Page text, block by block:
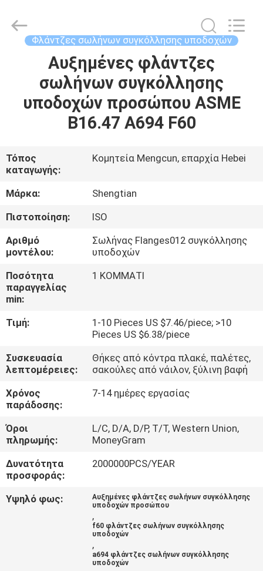
ΑΡΧΙΚΉ
ΣΕΛΊΔΑ
ΠΡΟΪΌΝΤΑ
ΒΊΝΤΕΟ
ΕΜΦΆΝΙΣΗ
VR
ΣΧΕΤΙΚΆ
ΜΕ
ΕΜΆΣ
ΓΎΡΟΣ
ΕΡΓΟΣΤΑΣΊΩΝ
ΠΟΙΟΤΙΚΌΣ
ΈΛΕΓΧΟΣ
ΕΠΑΦΉ
ΝΈΑ
ΠΕΡΙΠΤΏΣΕΙΣ
Ltd..
Φλάντζες σωλήνων συγκόλλησης υποδοχών
Αυξημένες φλάντζες
σωλήνων συγκόλλησης
υποδοχών προσώπου ASME
B16.47 A694 F60
Τόπος
καταγωγής:
Κομητεία Mengcun, επαρχία Hebei
Μάρκα:
Shengtian
Πιστοποίηση:
ISO
Αριθμό
μοντέλου:
Σωλήνας Flanges012 συγκόλλησης
υποδοχών
Ποσότητα
παραγγελίας
min:
1 ΚΟΜΜΑΤΙ
Τιμή:
1-10 Pieces US $7.46/piece; >10
Pieces US $6.38/piece
Συσκευασία
λεπτομέρειες:
Θήκες από κόντρα πλακέ, παλέτες,
σακούλες από νάιλον, ξύλινη βαφή
Χρόνος
παράδοσης:
7-14 ημέρες εργασίας
Όροι
πληρωμής:
L/C, D/A, D/P, T/T, Western Union,
MoneyGram
Δυνατότητα
προσφοράς:
2000000PCS/YEAR
Υψηλό φως:
Αυξημένες φλάντζες σωλήνων συγκόλλησης
υποδοχών προσώπου
,
f60 φλάντζες σωλήνων συγκόλλησης
υποδοχών
,
a694 φλάντζες σωλήνων συγκόλλησης
υποδοχών